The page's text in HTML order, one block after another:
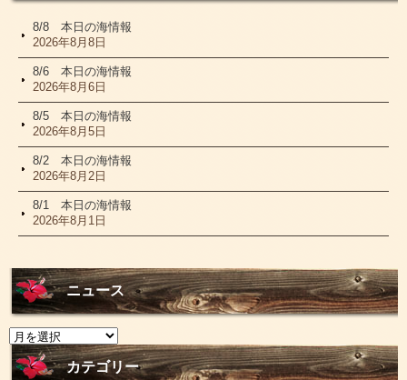
8/8 本日の海情報
2026年8月8日
8/6 本日の海情報
2026年8月6日
8/5 本日の海情報
2026年8月5日
8/2 本日の海情報
2026年8月2日
8/1 本日の海情報
2026年8月1日
ニュース
ニ
ュ
ー
カテゴリー